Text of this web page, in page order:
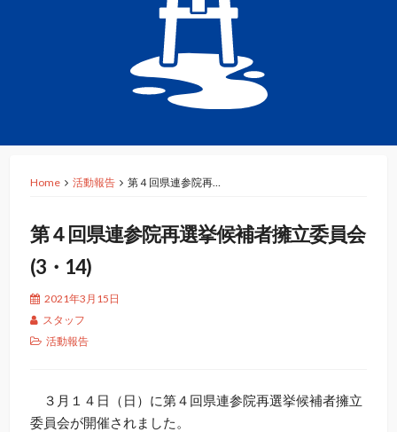
Home 活動報告 第４回県連参院再…
第４回県連参院再選挙候補者擁立委員会
(3・14)
2021年3月15日
スタッフ
活動報告
３月１４日（日）に第４回県連参院再選挙候補者擁立
委員会が開催されました。